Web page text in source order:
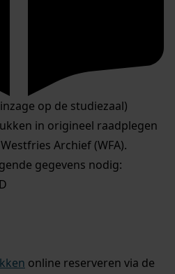
op de studiezaal)
in origineel raadplegen
Archief (WFA).
gegevens nodig:
online reserveren via de